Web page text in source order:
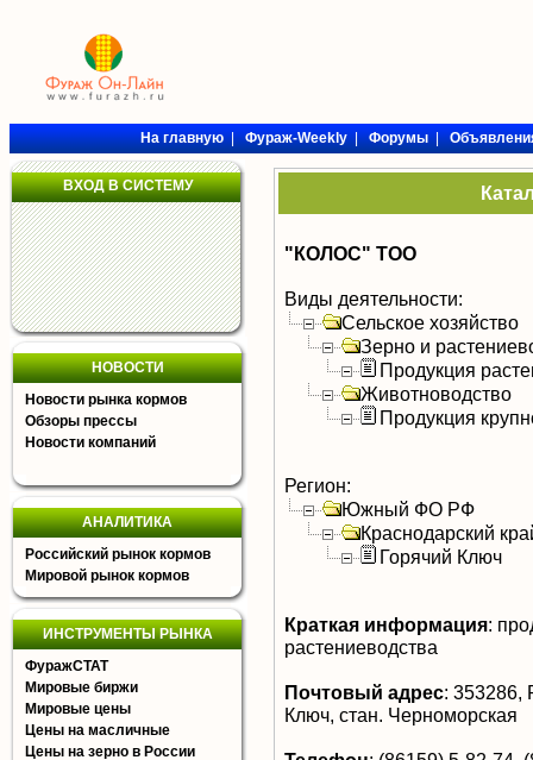
На главную|Фураж-Weekly|Форумы|
ВХОД В СИСТЕМУ
НОВОСТИ
Новости рынка кормов
Обзоры прессы
Новости компаний
АНАЛИТИКА
Российский рынок кормов
Мировой рынок кормов
ИНСТРУМЕНТЫ РЫНКА
ФуражСТАТ
Мировые биржи
Мировые цены
Цены на масличные
Цены на зерно в России
"КОЛОС" ТОО
Виды деятельности:
Сельское хозяйство
Зерно и
Продукция
Животноводство
Продукция
Регион:
Южный ФО РФ
Краснодарский
Горячий Ключ
Краткая информация:
растениеводства
Почтовый адрес: 353286,
Ключ, стан. Черноморская